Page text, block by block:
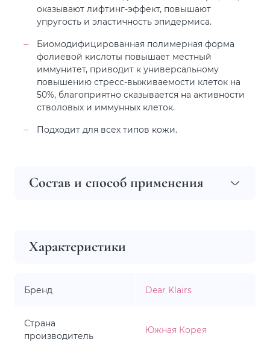
оказывают лифтинг-эффект, повышают
упругость и эластичность эпидермиса.
Биомодифицированная полимерная форма
фолиевой кислоты повышает местный
иммунитет, приводит к универсальному
повышению стресс-выживаемости клеток на
50%, благоприятно сказывается на активности
стволовых и иммунных клеток.
Подходит для всех типов кожи.
Состав и способ применения
Характеристики
Бренд Dear Klairs
Страна
производитель
Южная Корея